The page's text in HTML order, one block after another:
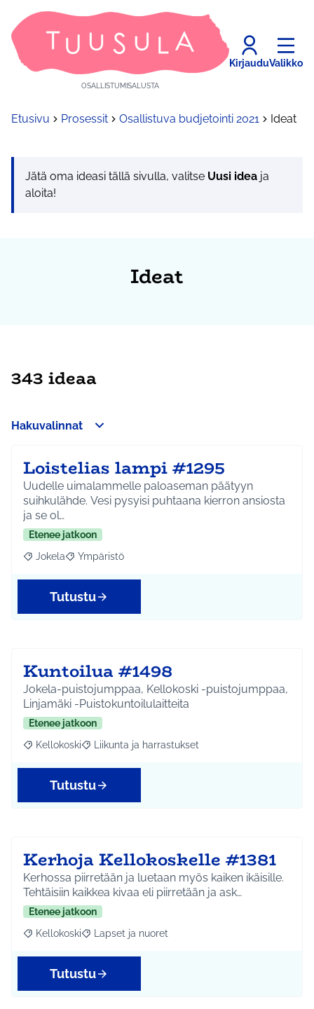
OSALLISTUMISALUSTA
KirjauduValikko
Etusivu Prosessit Osallistuva budjetointi 2021 Ideat
Jätä oma ideasi tällä sivulla, valitse Uusi idea ja
aloita!
Ideat
343 ideaa
Hakuvalinnat
Loistelias lampi #1295
Uudelle uimalammelle paloaseman päätyyn
suihkulähde. Vesi pysyisi puhtaana kierron ansiosta
ja se ol…
Etenee jatkoon
Rajaa tulokset aihepiirin mukaan: Jokela
Jokela Rajaa tulokset teeman mukaan: Ympäristö
Ympäristö
Tutustu
Kuntoilua #1498
Jokela-puistojumppaa, Kellokoski -puistojumppaa,
Linjamäki -Puistokuntoilulaitteita
Etenee jatkoon
Rajaa tulokset aihepiirin mukaan: Kellokoski
Kellokoski Rajaa tulokset teeman mukaan: Liikunta ja
Liikunta ja harrastukset
Tutustu
Kerhoja Kellokoskelle #1381
Kerhossa piirretään ja luetaan myös kaiken ikäisille.
Tehtäisiin kaikkea kivaa eli piirretään ja ask…
Etenee jatkoon
Rajaa tulokset aihepiirin mukaan: Kellokoski
Kellokoski Rajaa tulokset teeman mukaan: Lapset ja nuoret
Lapset ja nuoret
Tutustu